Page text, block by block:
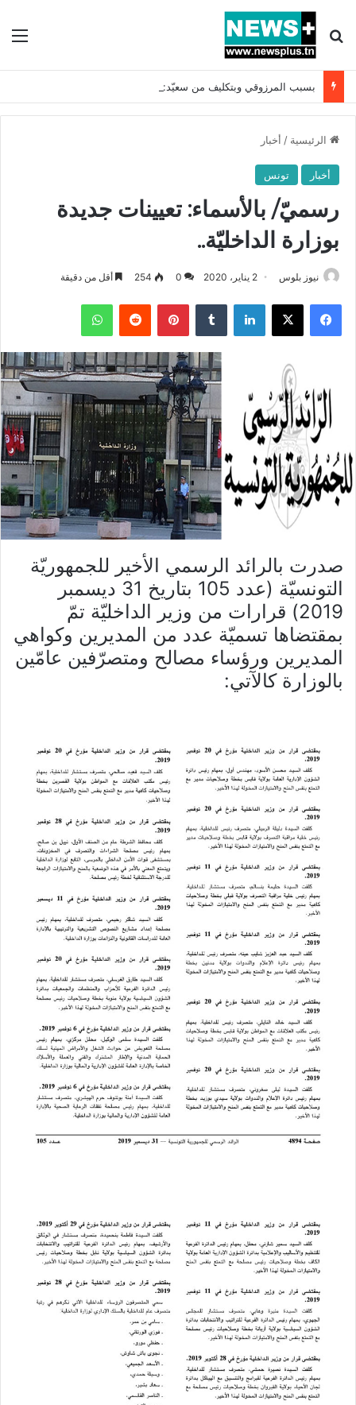
بحث عن
الرئيسية / أخبار
أخبار تونس
رسميّ/ بالأسماء: تعيينات جديدة
بوزارة الداخليّة..
نيوز بلوس 2 يناير، 2020 0
254 أقل من دقيقة
فيسبوك X لينكدإن بينتيريست واتساب
صدرت بالرائد الرسمي الأخير للجمهوريّة
التونسيّة (عدد 105 بتاريخ 31 ديسمبر
2019) قرارات من وزير الداخليّة تمّ
بمقتضاها تسميّة عدد من المديرين وكواهي
المديرين ورؤساء مصالح ومتصرّفين عامّين
بالوزارة كالآتي: